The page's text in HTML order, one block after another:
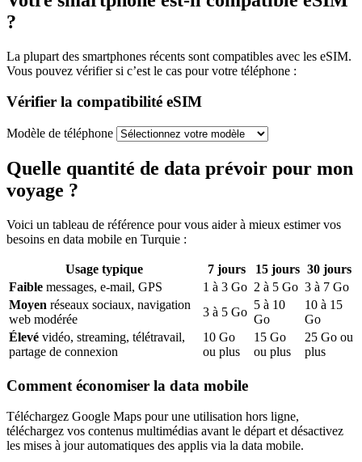
?
La plupart des smartphones récents sont compatibles avec les eSIM.
Vous pouvez vérifier si c’est le cas pour votre téléphone :
Vérifier la compatibilité eSIM
Modèle de téléphone
Quelle quantité de data prévoir pour mon
voyage ?
Voici un tableau de référence pour vous aider à mieux estimer vos
besoins en data mobile en Turquie :
Usage typique 7 jours 15 jours 30jours
Faible messages, e-mail, GPS 1 à 3 Go 2 à 5 Go 3 à 7 Go
Moyen réseaux sociaux, navigation
web modérée
3 à 5 Go
5 à 10
Go
10 à 15
Go
Élevé vidéo, streaming, télétravail,
partage de connexion
10 Go
ou plus
15 Go
ou plus
25 Go ou
plus
Comment économiser la data mobile
Téléchargez Google Maps pour une utilisation hors ligne,
téléchargez vos contenus multimédias avant le départ et désactivez
les mises à jour automatiques des applis via la data mobile.